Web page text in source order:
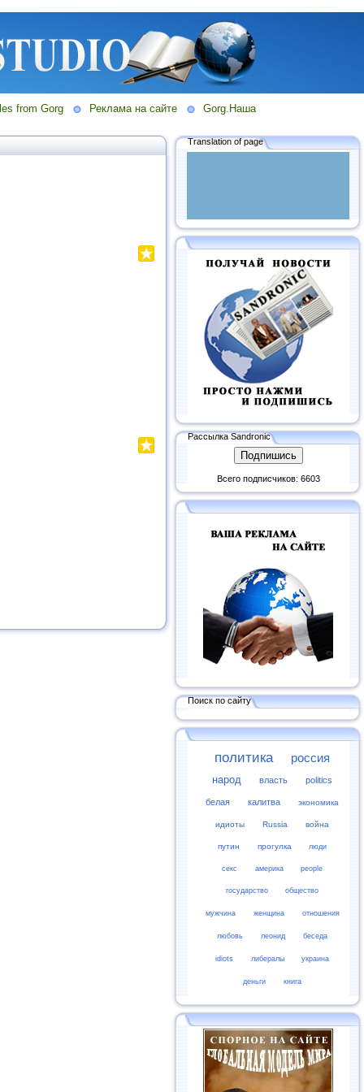
from Gorg Реклама на сайте Gorg.Наша
Translation of page
Рассылка Sandronic
Всего подписчиков: 6603
Поиск по сайту
политика россия
народ власть politics
белая калитва экономика
идиоты Russia война
путин прогулка люди
секс америка people
государство общество
мужчина женщина отношения
любовь леонид беседа
idiots либералы украина
деньги книга